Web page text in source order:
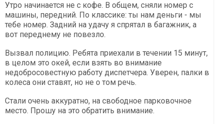
Утро начинается не с кофе. В общем, сняли номер с
машины, передний. По классике: ты нам деньги - мы
тебе номер. Задний на удачу я спрятал в багажник, а
вот переднему не повезло.
Вызвал полицию. Ребята приехали в течении 15 минут,
в целом это окей, если взять во внимание
недобросовестную работу диспетчера. Уверен, палки в
колеса они ставят, но не о том речь.
Стали очень аккуратно, на свободное парковочное
место. Прошу на это обратить внимание.